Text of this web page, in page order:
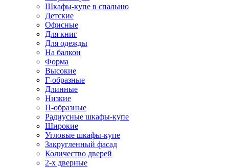
Шкафы-купе в спальню
Детские
Офисные
Для книг
Для одежды
На балкон
Форма
Высокие
Г-образные
Длинные
Низкие
П-образные
Радиусные шкафы-купе
Широкие
Угловые шкафы-купе
Закругленный фасад
Количество дверей
2-х дверные